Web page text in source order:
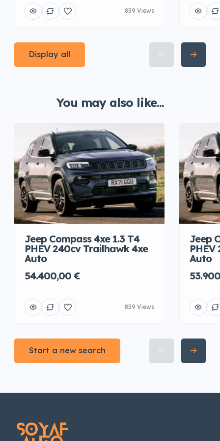
859 Views
Display all
You may also like...
Jeep Compass 4xe 1.3 T4
PHEV 240cv Trailhawk 4xe
Auto
54.400,00 €
859 Views
Jeep
Auto
Start a new search